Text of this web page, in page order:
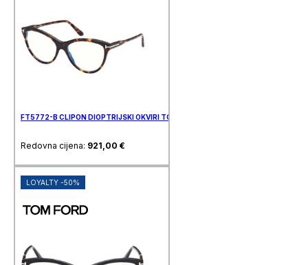
FT5772-B CLIPON DIOPTRIJSKI OKVIRI TOM FORD
Redovna cijena: 921,00 €
LOYALTY -50%